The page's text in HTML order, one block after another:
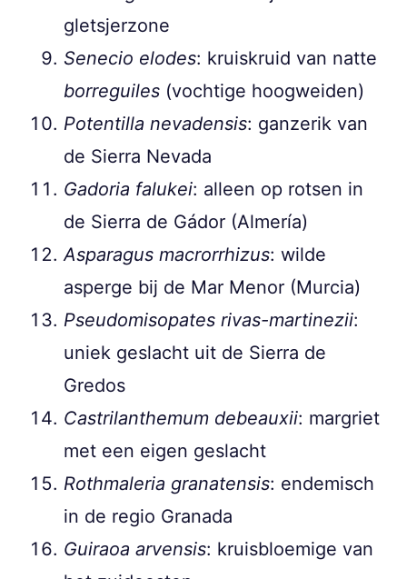
gletsjerzone
Senecio elodes: kruiskruid van natte
borreguiles (vochtige hoogweiden)
Potentilla nevadensis: ganzerik van
de Sierra Nevada
Gadoria falukei: alleen op rotsen in
de Sierra de Gádor (Almería)
Asparagus macrorrhizus: wilde
asperge bij de Mar Menor (Murcia)
Pseudomisopates rivas-martinezii:
uniek geslacht uit de Sierra de
Gredos
Castrilanthemum debeauxii: margriet
met een eigen geslacht
Rothmaleria granatensis: endemisch
in de regio Granada
Guiraoa arvensis: kruisbloemige van